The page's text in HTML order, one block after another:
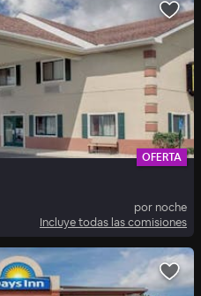
OFERTA
por noche
Incluye todas las comisiones